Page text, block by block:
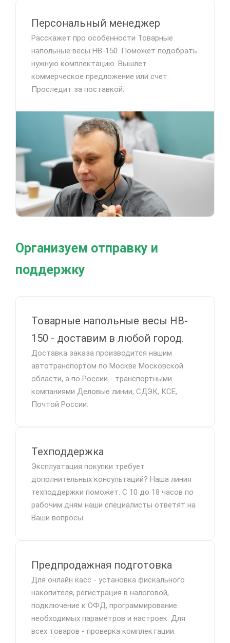
Персональный менеджер
Расскажет про особенности Товарные
напольные весы HB-150. Поможет подобрать
нужную комплектацию. Вышлет
коммерческое предложение или счет.
Проследит за поставкой.
Организуем отправку и
поддержку
Товарные напольные весы HB-
150 - доставим в любой город.
Доставка заказа производится нашим
автотранспортом по Москве Московской
области, а по России - транспортными
компаниями Деловые линии, СДЭК, КСЕ,
Почтой России.
Техподдержка
Эксплуатация покупки требует
дополнительных консультаций? Наша линия
техподдержки поможет. С 10 до 18 часов по
рабочим дням наши специалисты ответят на
Ваши вопросы.
Предпродажная подготовка
Для онлайн касс - установка фискального
накопителя, регистрация в налоговой,
подключение к ОФД, программирование
необходимых параметров и настроек. Для
всех товаров - проверка комплектации.